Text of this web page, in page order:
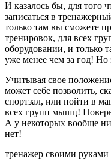
И казалось бы, для того
записаться в
только там вы сможете
тренировок, для всех
оборудовании, и только
уже менее чем за год! Но
Учитывая свое
может себе позволить,
спортзал, или пойти в
всех групп мышц!
А у некоторых вообще
нет!
тренажер своими руками